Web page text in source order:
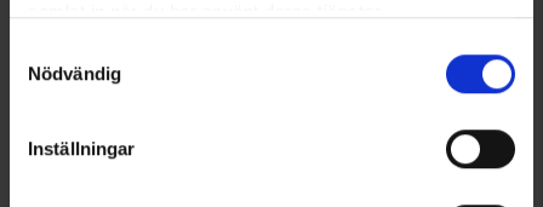
Nödvändig
Inställningar
Neverlost Joustava Teippi